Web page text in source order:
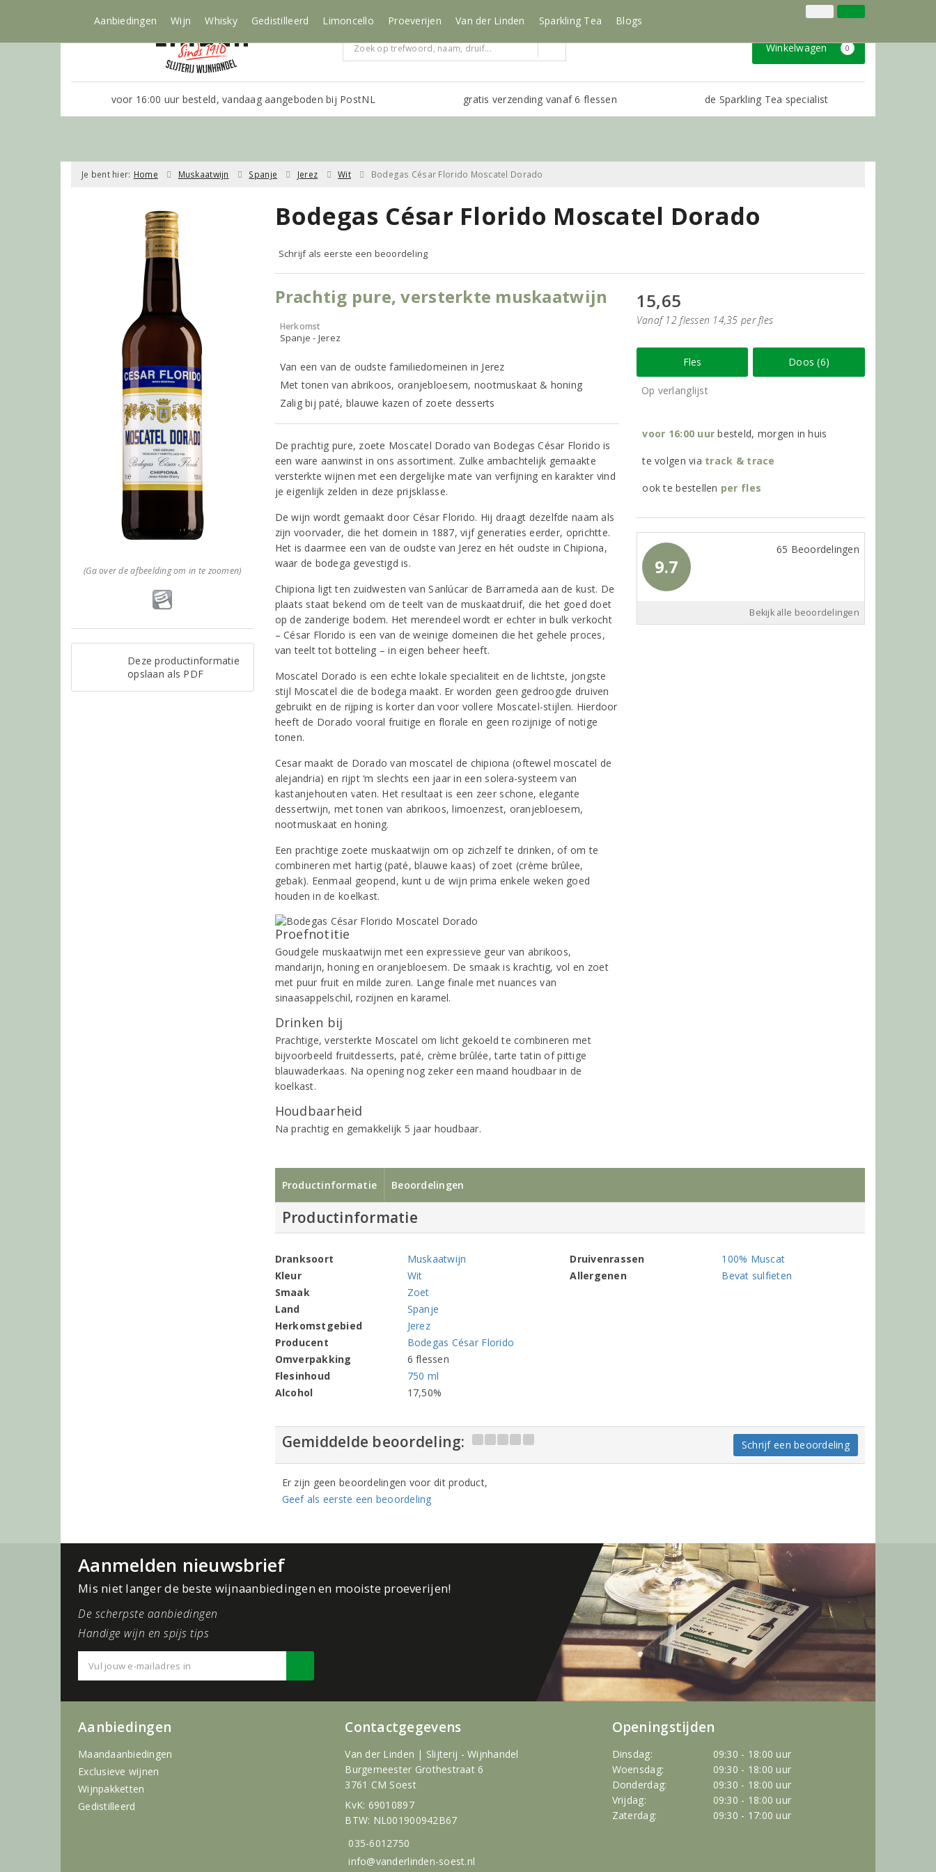
Klantenservice
Winkelwagen 0
voor 16:00 uur besteld, vandaag aangeboden bij PostNL gratis verzending vanaf 6 flessen de Sparkling Tea specialist
Aanbiedingen Wijn Whisky Gedistilleerd Limoncello Proeverijen Van der Linden Sparkling Tea Blogs
Je bent hier: Home Muskaatwijn Spanje Jerez Wit Bodegas César Florido Moscatel Dorado
(Ga over de afbeelding om in te zoomen)
Deze productinformatie
opslaan als PDF
Bodegas César Florido Moscatel Dorado
Schrijf als eerste een beoordeling
Prachtig pure, versterkte muskaatwijn
Herkomst
Spanje - Jerez
Van een van de oudste familiedomeinen in Jerez
Met tonen van abrikoos, oranjebloesem, nootmuskaat & honing
Zalig bij paté, blauwe kazen of zoete desserts
De prachtig pure, zoete Moscatel Dorado van Bodegas César Florido is
een ware aanwinst in ons assortiment. Zulke ambachtelijk gemaakte
versterkte wijnen met een dergelijke mate van verfijning en karakter vind
je eigenlijk zelden in deze prijsklasse.
De wijn wordt gemaakt door César Florido. Hij draagt dezelfde naam als
zijn voorvader, die het domein in 1887, vijf generaties eerder, oprichtte.
Het is daarmee een van de oudste van Jerez en hét oudste in Chipiona,
waar de bodega gevestigd is.
Chipiona ligt ten zuidwesten van Sanlúcar de Barrameda aan de kust. De
plaats staat bekend om de teelt van de muskaatdruif, die het goed doet
op de zanderige bodem. Het merendeel wordt er echter in bulk verkocht
– César Florido is een van de weinige domeinen die het gehele proces,
van teelt tot botteling – in eigen beheer heeft.
Moscatel Dorado is een echte lokale specialiteit en de lichtste, jongste
stijl Moscatel die de bodega maakt. Er worden geen gedroogde druiven
gebruikt en de rijping is korter dan voor vollere Moscatel-stijlen. Hierdoor
heeft de Dorado vooral fruitige en florale en geen rozijnige of notige
tonen.
Cesar maakt de Dorado van moscatel de chipiona (oftewel moscatel de
alejandria) en rijpt ‘m slechts een jaar in een solera-systeem van
kastanjehouten vaten. Het resultaat is een zeer schone, elegante
dessertwijn, met tonen van abrikoos, limoenzest, oranjebloesem,
nootmuskaat en honing.
Een prachtige zoete muskaatwijn om op zichzelf te drinken, of om te
combineren met hartig (paté, blauwe kaas) of zoet (crème brûlee,
gebak). Eenmaal geopend, kunt u de wijn prima enkele weken goed
houden in de koelkast.
Proefnotitie
Goudgele muskaatwijn met een expressieve geur van abrikoos,
mandarijn, honing en oranjebloesem. De smaak is krachtig, vol en zoet
met puur fruit en milde zuren. Lange finale met nuances van
sinaasappelschil, rozijnen en karamel.
Drinken bij
Prachtige, versterkte Moscatel om licht gekoeld te combineren met
bijvoorbeeld fruitdesserts, paté, crème brûlée, tarte tatin of pittige
blauwaderkaas. Na opening nog zeker een maand houdbaar in de
koelkast.
Houdbaarheid
Na prachtig en gemakkelijk 5 jaar houdbaar.
15,65
Vanaf 12 flessen 14,35 per fles
Fles Doos (6)
Op verlanglijst
voor 16:00 uur besteld, morgen in huis
te volgen via track & trace
ook te bestellen per fles
9.7
65 Beoordelingen
Bekijk alle beoordelingen
Productinformatie Beoordelingen
Productinformatie
Dranksoort
Muskaatwijn
Kleur
Wit
Smaak
Zoet
Land
Spanje
Herkomstgebied
Jerez
Producent
Bodegas César Florido
Omverpakking
6 flessen
Flesinhoud
750 ml
Alcohol
17,50%
Druivenrassen
100% Muscat
Allergenen
Bevat sulfieten
Gemiddelde beoordeling: Schrijf een beoordeling
Er zijn geen beoordelingen voor dit product,
Geef als eerste een beoordeling
Aanmelden nieuwsbrief
Mis niet langer de beste wijnaanbiedingen en mooiste proeverijen!
De scherpste aanbiedingen
Handige wijn en spijs tips
Aanbiedingen
Maandaanbiedingen
Exclusieve wijnen
Wijnpakketten
Gedistilleerd
Contactgegevens
Van der Linden | Slijterij - Wijnhandel
Burgemeester Grothestraat 6
3761 CM Soest
KvK: 69010897
BTW: NL001900942B67
035-6012750
info@vanderlinden-soest.nl
Openingstijden
Dinsdag:
09:30 - 18:00 uur
Woensdag:
09:30 - 18:00 uur
Donderdag:
09:30 - 18:00 uur
Vrijdag:
09:30 - 18:00 uur
Zaterdag:
09:30 - 17:00 uur